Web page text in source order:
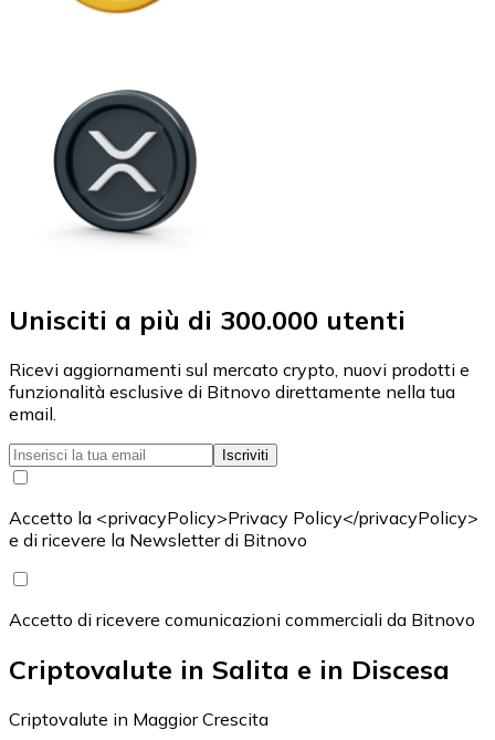
Unisciti a più di 300.000 utenti
Ricevi aggiornamenti sul mercato crypto, nuovi prodotti e
funzionalità esclusive di Bitnovo direttamente nella tua
email.
Iscriviti
Accetto la <privacyPolicy>Privacy Policy</privacyPolicy>
e di ricevere la Newsletter di Bitnovo
Accetto di ricevere comunicazioni commerciali da Bitnovo
Criptovalute in Salita e in Discesa
Criptovalute in Maggior Crescita